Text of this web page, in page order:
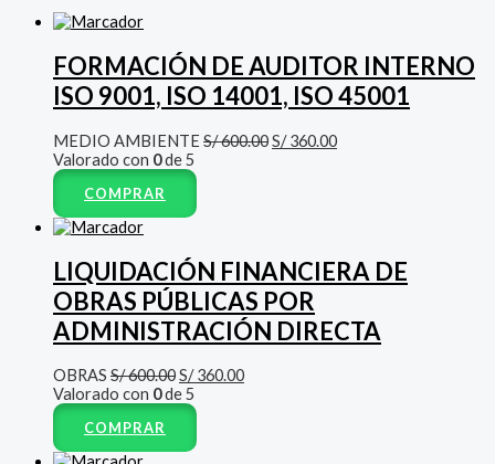
FORMACIÓN DE AUDITOR INTERNO
ISO 9001, ISO 14001, ISO 45001
MEDIO AMBIENTE S/600.00S/360.00
Valorado con 0de 5
COMPRAR
LIQUIDACIÓN FINANCIERA DE
OBRAS PÚBLICAS POR
ADMINISTRACIÓN DIRECTA
OBRAS S/600.00S/360.00
Valorado con 0de 5
COMPRAR